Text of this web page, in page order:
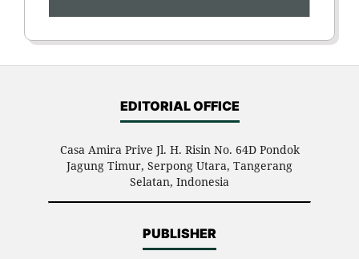
EDITORIAL OFFICE
Casa Amira Prive Jl. H. Risin No. 64D Pondok
Jagung Timur, Serpong Utara, Tangerang
Selatan, Indonesia
PUBLISHER